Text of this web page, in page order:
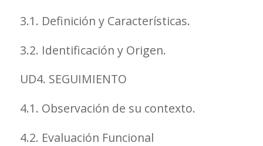
3.1. Definición y Características.
3.2. Identificación y Origen.
UD4. SEGUIMIENTO
4.1. Observación de su contexto.
4.2. Evaluación Funcional